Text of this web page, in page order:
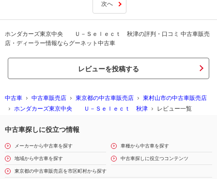
次へ
ホンダカーズ東京中央 Ｕ－Ｓｅｌｅｃｔ 秋津の評判・口コミ 中古車販売
店・ディーラー情報ならグーネット中古車
レビューを投稿する
中古車 中古車販売店 東京都の中古車販売店
東村山市の中古車販売店
ホンダカーズ東京中央 Ｕ－Ｓｅｌｅｃｔ 秋津
レビュー一覧
中古車探しに役立つ情報
メーカーから中古車を探す 車種から中古車を探す
地域から中古車を探す 中古車探しに役立つコンテンツ
東京都の中古車販売店を市区町村から探す